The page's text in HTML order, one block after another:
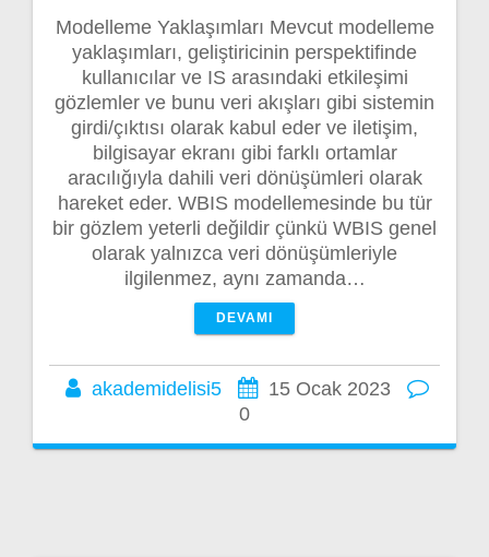
Modelleme Yaklaşımları Mevcut modelleme
yaklaşımları, geliştiricinin perspektifinde
kullanıcılar ve IS arasındaki etkileşimi
gözlemler ve bunu veri akışları gibi sistemin
girdi/çıktısı olarak kabul eder ve iletişim,
bilgisayar ekranı gibi farklı ortamlar
aracılığıyla dahili veri dönüşümleri olarak
hareket eder. WBIS modellemesinde bu tür
bir gözlem yeterli değildir çünkü WBIS genel
olarak yalnızca veri dönüşümleriyle
ilgilenmez, aynı zamanda…
DEVAMI
akademidelisi5
15 Ocak 2023
0